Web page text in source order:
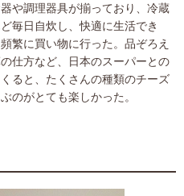
や調理器具が揃っており、冷蔵
毎日自炊し、快適に生活でき
繁に買い物に行った。品ぞろえ
仕方など、日本のスーパーとの
ると、たくさんの種類のチーズ
のがとても楽しかった。